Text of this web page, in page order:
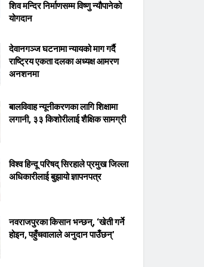
शिव मन्दिर निर्माणसम्म विष्णु न्यौपानेको
योगदान
देवानगञ्ज घटनामा न्यायको माग गर्दै
राष्ट्रिय एकता दलका अध्यक्ष आमरण
अनशनमा
बालविवाह न्यूनीकरणका लागि शिक्षामा
लगानी, ३३ किशोरीलाई शैक्षिक सामग्री
विश्व हिन्दू परिषद् सिरहाले प्रमुख जिल्ला
अधिकारीलाई बुझायो ज्ञापनपत्र
नवराजपुरका किसान भन्छन्, ‘खेती गर्ने
होइन, पहुँचवालाले अनुदान पाउँछन्’